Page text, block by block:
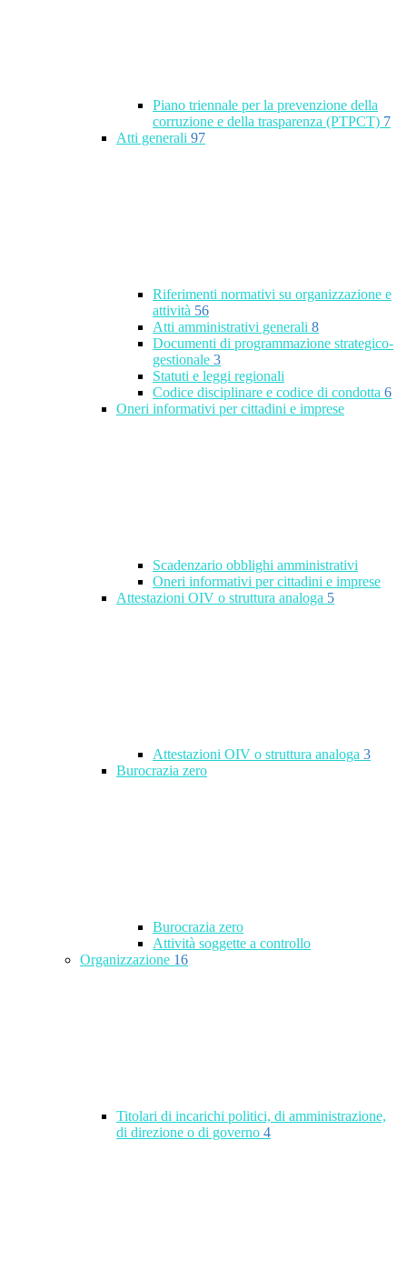
Piano triennale per la prevenzione della
corruzione e della trasparenza (PTPCT) 7
Atti generali 97
Riferimenti normativi su organizzazione e
attività 56
Atti amministrativi generali 8
Documenti di programmazione strategico-
gestionale 3
Statuti e leggi regionali
Codice disciplinare e codice di condotta 6
Oneri informativi per cittadini e imprese
Scadenzario obblighi amministrativi
Oneri informativi per cittadini e imprese
Attestazioni OIV o struttura analoga 5
Attestazioni OIV o struttura analoga 3
Burocrazia zero
Burocrazia zero
Attività soggette a controllo
Organizzazione 16
Titolari di incarichi politici, di amministrazione,
di direzione o di governo 4